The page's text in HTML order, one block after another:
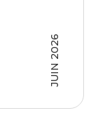
JUIN 2026